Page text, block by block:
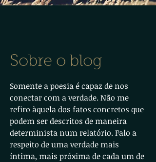
Sobre o blog
Somente a poesia é capaz de nos
conectar com a verdade. Não me
refiro àquela dos fatos concretos que
podem ser descritos de maneira
determinista num relatório. Falo a
respeito de uma verdade mais
íntima, mais próxima de cada um de